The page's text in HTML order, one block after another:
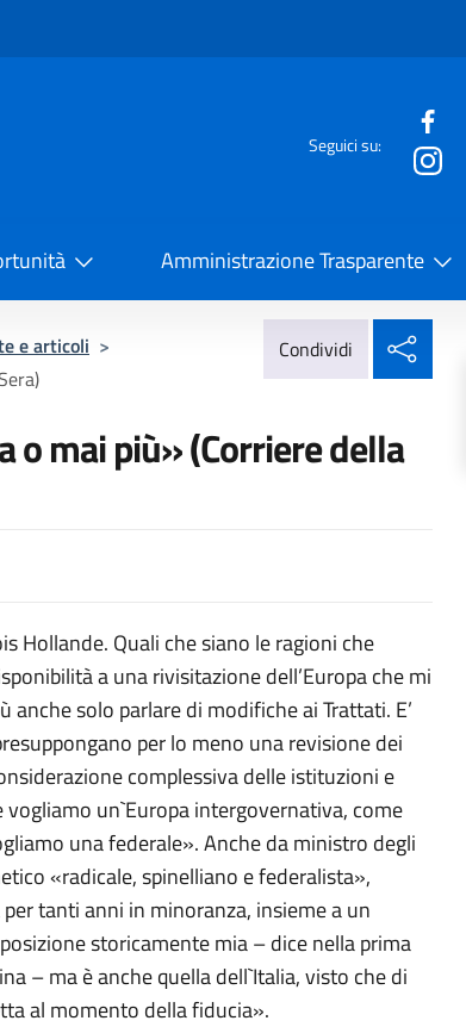
Seguici su:
Amministrazione Trasparente
e articoli >
Condividi
o mai più» (Corriere della
Hollande. Quali che siano le ragioni che
a una rivisitazione dell’Europa che mi
solo parlare di modifiche ai Trattati. E’
per lo meno una revisione dei
complessiva delle istituzioni e
un`Europa intergovernativa, come
una federale». Anche da ministro degli
«radicale, spinelliano e federalista»,
tanti anni in minoranza, insieme a un
storicamente mia – dice nella prima
– ma è anche quella dell`Italia, visto che di
al momento della fiducia».